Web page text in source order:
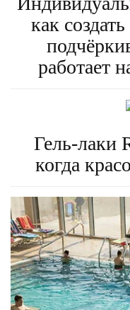
как
работает
Гель-лаки
когда